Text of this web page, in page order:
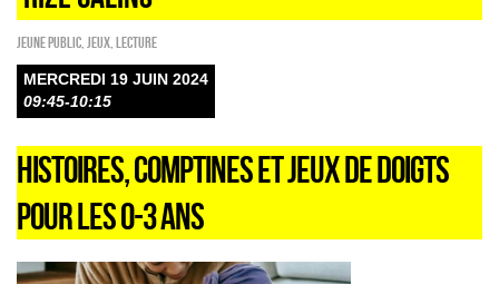
Jeune public Jeux Lecture
MERCREDI 19 JUIN 2024
09:45-10:15
HISTOIRES, COMPTINES ET JEUX DE DOIGTS
POUR LES 0-3 ANS